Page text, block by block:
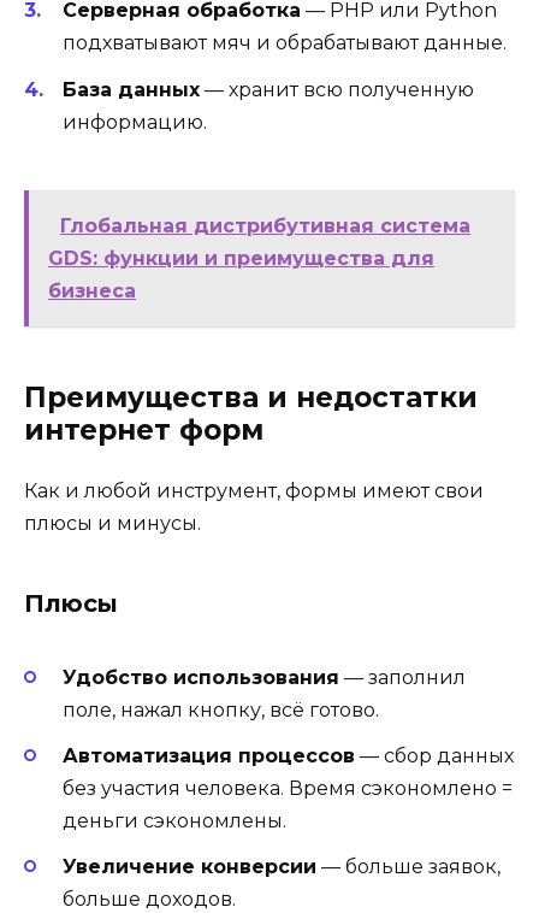
Серверная обработка — PHP или Python
подхватывают мяч и обрабатывают данные.
База данных — хранит всю полученную
информацию.
Глобальная дистрибутивная система
GDS: функции и преимущества для
бизнеса
Преимущества и недостатки
интернет форм
Как и любой инструмент, формы имеют свои
плюсы и минусы.
Плюсы
Удобство использования — заполнил
поле, нажал кнопку, всё готово.
Автоматизация процессов — сбор данных
без участия человека. Время сэкономлено =
деньги сэкономлены.
Увеличение конверсии — больше заявок,
больше доходов.